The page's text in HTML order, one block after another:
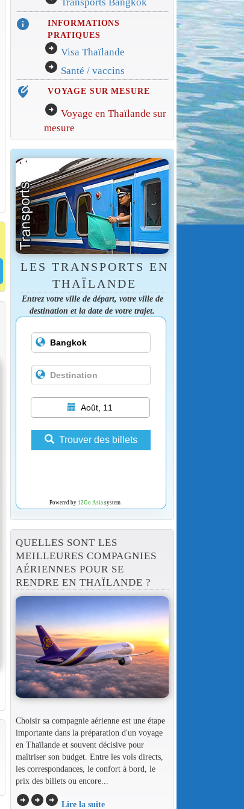
Transports Bangkok
info
INFORMATIONS
PRATIQUES
arrow_circle_right Visa Thaïlande
arrow_circle_right Santé / vaccins
edit_location_alt VOYAGE SUR MESURE
arrow_circle_right Voyage en Thaïlande sur
mesure
LES TRANSPORTS EN
THAÏLANDE
Entrez votre ville de départ, votre ville de
destination et la date de votre trajet.
Août, 11
Trouver des billets
Powered by 12Go Asiasystem
QUELLES SONT LES
MEILLEURES COMPAGNIES
AÉRIENNES POUR SE
RENDRE EN THAÏLANDE ?
Choisir sa compagnie aérienne est une étape
importante dans la préparation d'un voyage
en Thaïlande et souvent décisive pour
maîtriser son budget. Entre les vols directs,
les correspondances, le confort à bord, le
prix des billets ou encore...
arrow_circle_rightarrow_circle_rightarrow_circle_right Lire la suite